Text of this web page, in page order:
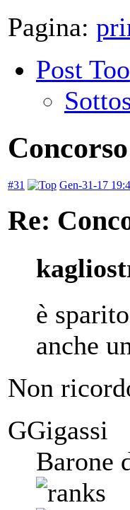
Pagina:
Post
#31 Gen-31-17
Re:
è
anche
Non
GGigassi
Barone